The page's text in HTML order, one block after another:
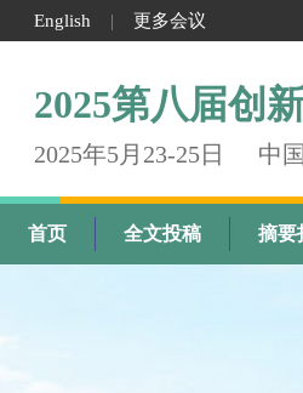
English 更多会议
2025第八届创
2025年5月23-25日 中
首页 全文投稿 摘要